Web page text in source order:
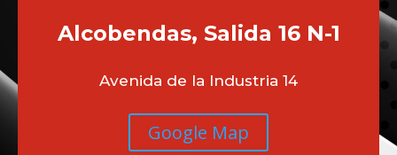
Alcobendas, Salida 16 N-1
Avenida de la Industria 14
Google Map